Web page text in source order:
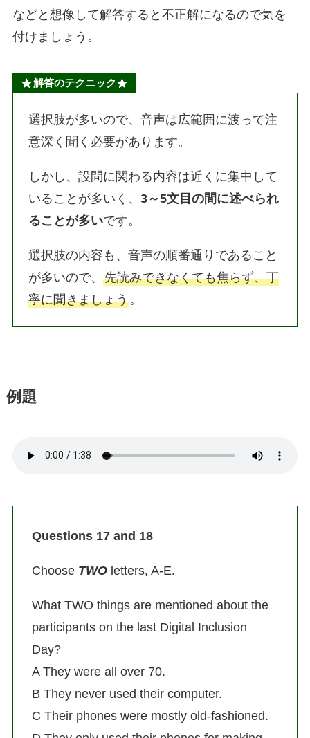
などと想像して解答すると不正解になるので気を
付けましょう。
解答のテクニック
選択肢が多いので、音声は広範囲に渡って注
意深く聞く必要があります。
しかし、設問に関わる内容は近くに集中して
いることが多いく、3～5文目の間に述べられ
ることが多いです。
選択肢の内容も、音声の順番通りであること
が多いので、先読みできなくても焦らず、丁
寧に聞きましょう。
例題
Questions 17 and 18
Choose TWOletters, A-E.
What TWO things are mentioned about the
participants on the last Digital Inclusion
Day?
A They were all over 70.
B They never used their computer.
C Their phones were mostly old-fashioned.